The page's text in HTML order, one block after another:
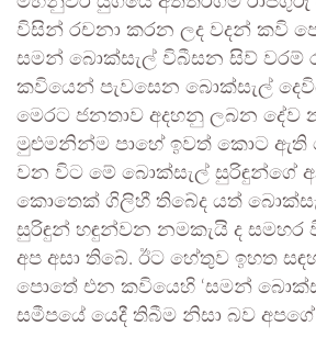
විසින් රචනා කරන ලද වදන් කවි
සමන් බොක්සැල් විබීසන සිව් වරම්
කවියෙන් පැවසෙන බොක්සැල්
මෙරට ජනතාව අදහනු ලබන දේව
මුළුමනින්ම පාහේ ඉවත් කොට ඇති
වන විට මේ බොක්සැල් සුරිඳුන්ගේ
කොතෙක් ගිලිහී තිබේද යත්
සුරිඳුන් හඳුන්වන නමකැයි ද සමහර
අප අසා තිබේ. ඊට හේතුව ඉහත
පොතේ එන කවියෙහි ‘සමන්
සමීපයේ යෙදී තිබීම නිසා බව අපගේ